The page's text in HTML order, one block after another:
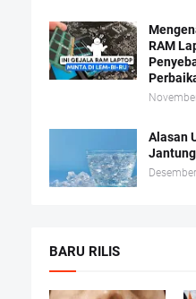
RAM
Alasan
Jantung
BARU RILIS